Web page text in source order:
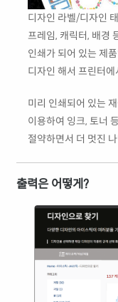
디자인 라벨/디자인
프레임, 캐릭터, 배경
인쇄가 되어 있는 제
디자인 해서 프린터
미리 인쇄되어 있는
이용하여 잉크, 토너
절약하면서 더 멋진
출력은 어떻게?